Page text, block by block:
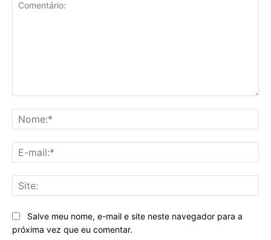
Salve meu nome, e-mail e site neste navegador para a
próxima vez que eu comentar.